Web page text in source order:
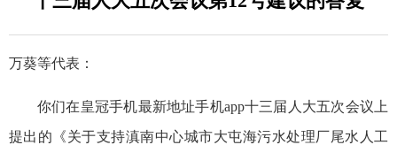
万葵等代表：
你们在皇冠手机最新地址手机app十三届人大五次会议上
提出的《关于支持滇南中心城市大屯海污水处理厂尾水人工